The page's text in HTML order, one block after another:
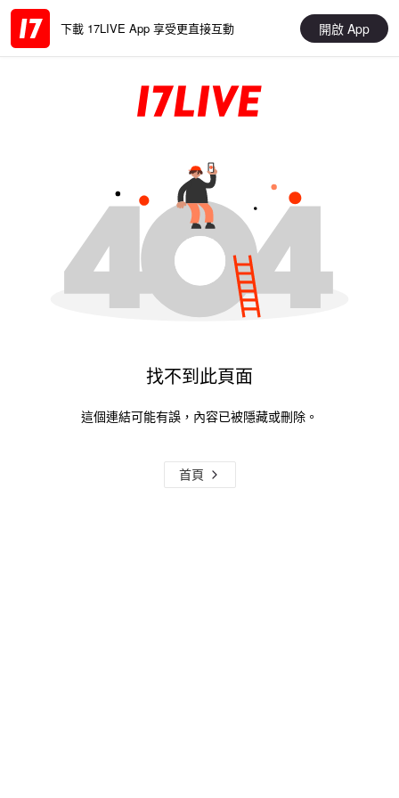
下載 17LIVE App 享受更直接互動 開啟 App
找不到此頁面
這個連結可能有誤，內容已被隱藏或刪除。
首頁